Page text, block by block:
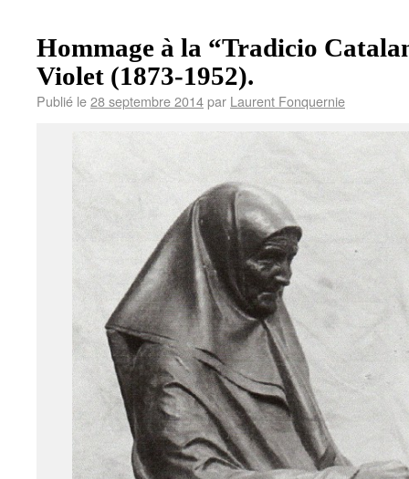
Hommage à la “Tradicio
Violet (1873-1952).
Publié le28 septembre 2014par Laurent Fonquernie